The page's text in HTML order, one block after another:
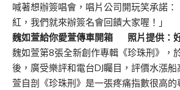
喊著想辦簽唱會，唱片公司開玩笑承諾
紅，我們就來辦簽名會回饋大家喔！」
魏如萱給你愛萱傳車開箱 照片提供：
魏如萱第8張全新創作專輯《珍珠刑》，
後，廣受樂評和電台DJ矚目，評價水漲
萱自剖《珍珠刑》是一張疼痛指數很高